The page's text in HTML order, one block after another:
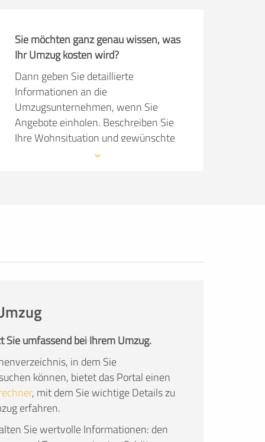
Sie möchten ganz genau wissen, was
Ihr Umzug kosten wird?
Dann geben Sie detaillierte
Informationen an die
Umzugsunternehmen, wenn Sie
Angebote einholen. Beschreiben Sie
Ihre Wohnsituation und gewünschte
Serviceleistungen so präzise wie
Sie umfassend bei Ihrem Umzug.
in dem Sie
können, bietet das Portal einen
, mit dem Sie wichtige Details zu
erfahren.
Sie wertvolle Informationen: den